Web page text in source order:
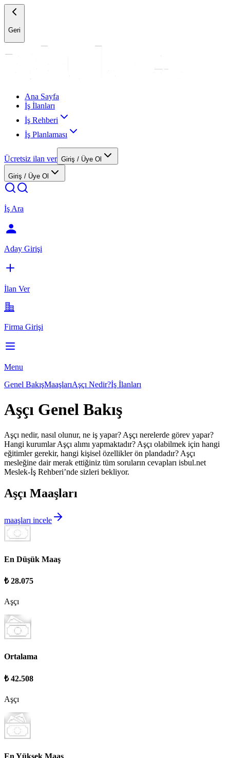
Geri
Ana Sayfa
İş İlanları
İş Rehberi
İş Planlaması
Ücretsiz ilan ver Giriş / Üye Ol
Giriş / Üye Ol
İş Ara
Aday Girişi
İlan Ver
Firma Girişi
Menu
Genel BakışMaaşlarıAşçı Nedir?İş İlanları
Aşçı Genel Bakış
Aşçı nedir, nasıl olunur, ne iş yapar? Aşçı nerelerde görev yapar?
Hangi kurumlarAşçı alımı yapmaktadır? Aşçı olabilmek için hangi
eğitimler gerekir, hangi kişisel özellikler ön plandadır? Aşçı
mesleğine dair merak ettiğiniz tüm soruların cevapları isbul.net
Meslek-İş Rehberi’nde sizleri bekliyor.
Aşçı Maaşları
maaşları incele
En Düşük Maaş
₺ 28.075
Aşçı
Ortalama
₺ 42.508
Aşçı